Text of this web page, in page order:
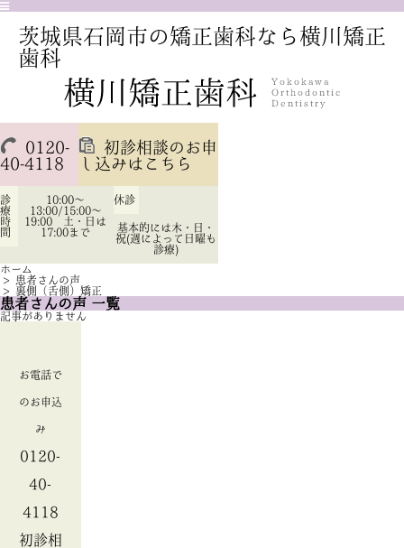
茨城県石岡市の矯正歯科なら横川矯正
歯科
0120-
40-4118
初診相談のお申
し込みはこちら
診
療
時
間
10:00～
13:00/15:00～
19:00 土・日は
17:00まで
休診
基本的には木・日・
祝(週によって日曜も
診療)
ホーム
> 患者さんの声
> 裏側（舌側）矯正
患者さんの声 一覧
記事がありません
お電話で
のお申込
み
0120-
40-
4118
初診相